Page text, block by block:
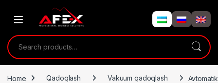
Search for:
Home Qadoqlash Vakuum qadoqlash